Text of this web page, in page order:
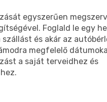
egyszerűen
Foglald le egy
és akár az
megfelelő
a saját terveidhez és